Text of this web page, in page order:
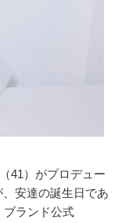
41）がプロデュー
安達の誕生日であ
ブランド公式